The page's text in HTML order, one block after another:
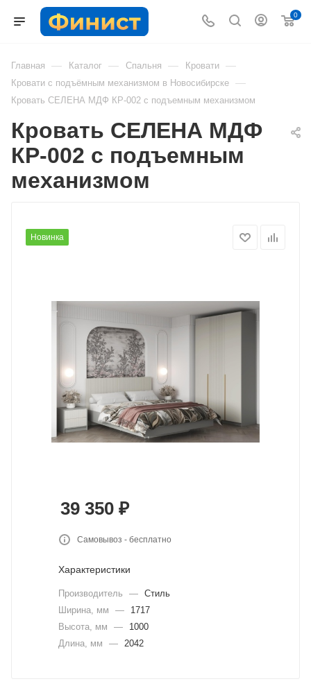
0
Главная — Каталог — Спальня — Кровати —
Кровати с подъёмным механизмом в Новосибирске —
Кровать СЕЛЕНА МДФ КР-002 с подъемным механизмом
Кровать СЕЛЕНА МДФ
КР-002 с подъемным
механизмом
Новинка
39 350 ₽
Самовывоз - бесплатно
Характеристики
Производитель — Стиль
Ширина, мм
—
1717
Высота, мм
—
1000
Длина, мм
— 2042